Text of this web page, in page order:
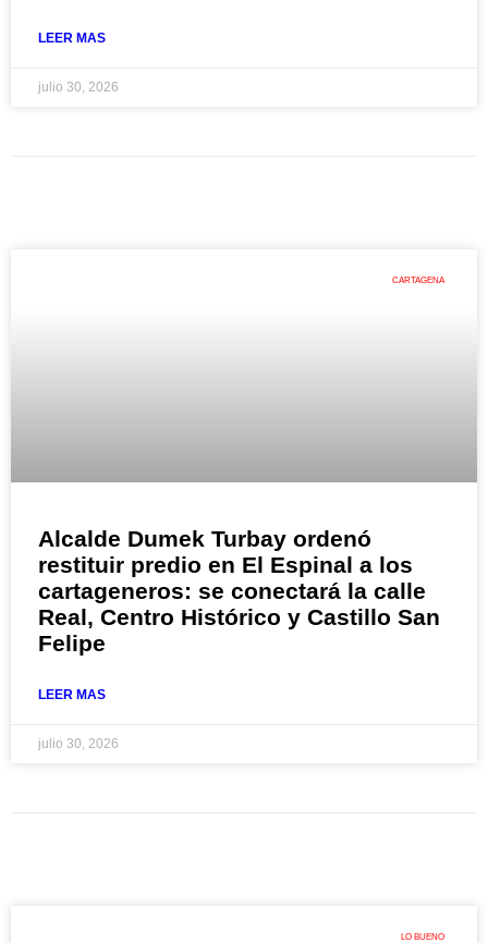
LEER MAS
julio 30, 2026
CARTAGENA
Alcalde Dumek Turbay ordenó
restituir predio en El Espinal a los
cartageneros: se conectará la calle
Real, Centro Histórico y Castillo San
Felipe
LEER MAS
julio 30, 2026
LO BUENO